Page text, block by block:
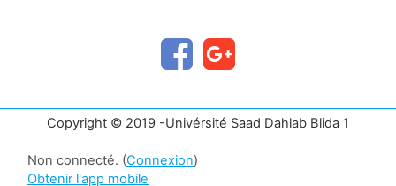
Copyright © 2019 -Univérsité Saad Dahlab Blida 1
Non connecté. (Connexion)
Obtenir l'app mobile